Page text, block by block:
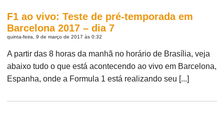
F1 ao vivo: Teste de pré-temporada em
Barcelona 2017 – dia 7
quinta-feira, 9 de março de 2017 às 0:32
A partir das 8 horas da manhã no horário de Brasília, veja
abaixo tudo o que está acontecendo ao vivo em Barcelona,
Espanha, onde a Formula 1 está realizando seu [...]